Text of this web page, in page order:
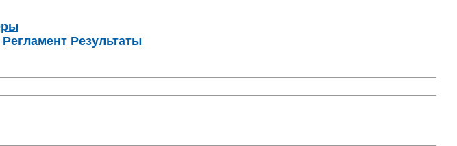
Регламент Результаты